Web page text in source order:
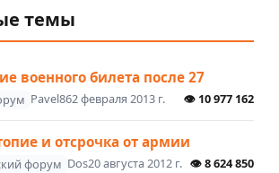
темы
военного билета после 27
Pavel862 февраля 2013 г. 👁 10 977 162
и отсрочка от армии
форум Dos20 августа 2012 г. 👁8 624 850